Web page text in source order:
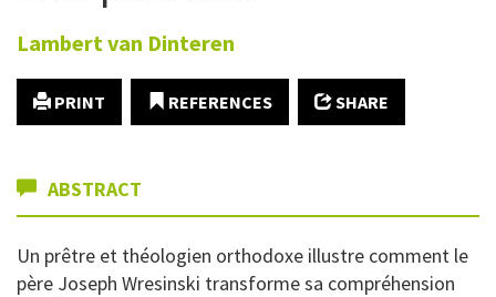
Lambertvan Dinteren
PRINT REFERENCES SHARE
ABSTRACT
Un prêtre et théologien orthodoxe illustre comment le
père Joseph Wresinski transforme sa compréhension